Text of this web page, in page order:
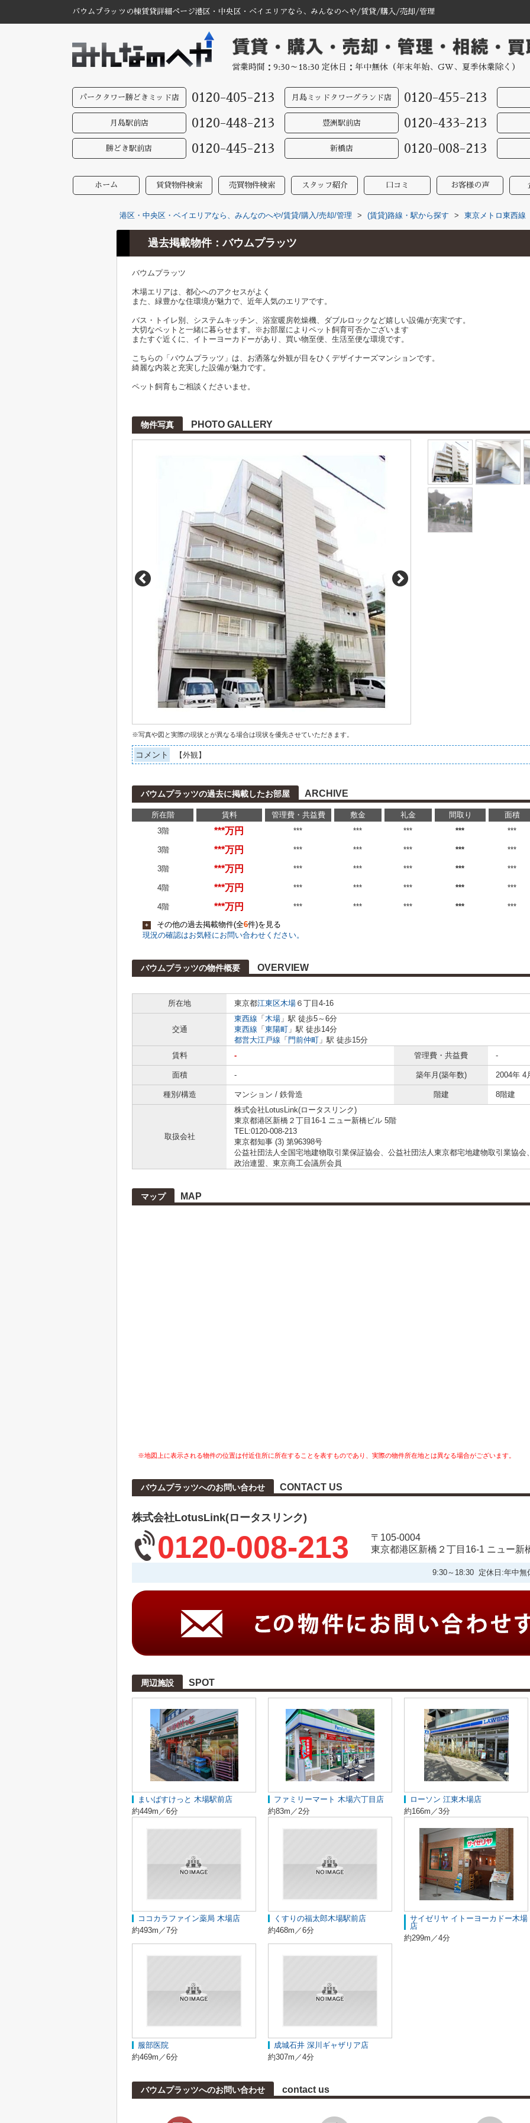
バウムプラッツの棟賃貸詳細ページ港区・中央区・ベイエリアなら、みんなのへや/賃貸/購入/売却/管理
営業時間：9:30～18:30 定休日：年中無休（年末年始、GW、夏季休業除く）
パークタワー勝どきミッド店 0120-405-213 月島ミッドタワーグランド店 0120-455-213
月島駅前店 0120-448-213 豊洲駅前店 0120-433-213
勝どき駅前店 0120-445-213 新橋店 0120-008-213
ホーム 賃貸物件検索 売買物件検索 スタッフ紹介 口コミ お客様の声
港区・中央区・ベイエリアなら、みんなのへや/賃貸/購入/売却/管理 > (賃貸)路線・駅から探す > 東京メトロ東西線
過去掲載物件：バウムプラッツ
バウムプラッツ
木場エリアは、都心へのアクセスがよく
また、緑豊かな住環境が魅力で、近年人気のエリアです。
バス・トイレ別、システムキッチン、浴室暖房乾燥機、ダブルロックなど嬉しい設備が充実です。
大切なペットと一緒に暮らせます。※お部屋によりペット飼育可否かございます
またすぐ近くに、イトーヨーカドーがあり、買い物至便、生活至便な環境です。
こちらの「バウムプラッツ」は、お洒落な外観が目をひくデザイナーズマンションです。
綺麗な内装と充実した設備が魅力です。
ペット飼育もご相談くださいませ。
物件写真 PHOTO GALLERY
※写真や図と実際の現状とが異なる場合は現状を優先させていただきます。
コメント 【外観】
バウムプラッツの過去に掲載したお部屋 ARCHIVE
所在階 賃料 管理費・共益費 敷金 礼金 間取り
面積
3階
***万円 *** *** *** *** ***
3階 ***万円 *** *** *** *** ***
3階 ***万円 *** *** *** *** ***
4階 ***万円 *** *** *** *** ***
4階 ***万円 *** *** *** *** ***
+ その他の過去掲載物件(全6件)を見る
現況の確認はお気軽にお問い合わせください。
バウムプラッツの物件概要 OVERVIEW
所在地 東京都江東区木場 ６丁目4-16
交通
東西線 「 木場 」駅 徒歩5～6分
東西線 「 東陽町 」駅 徒歩14分
都営大江戸線 「 門前仲町 」駅 徒歩15分
賃料
- 管理費・共益費 -
面積 - 築年月(築年数) 2004年 4
種別/構造 マンション / 鉄骨造 階建 8階建
取扱会社
株式会社LotusLink(ロータスリンク)
東京都港区新橋２丁目16-1 ニュー新橋ビル 5階
TEL:0120-008-213
東京都知事 (3) 第96398号
公益社団法人全国宅地建物取引業保証協会、公益社団法人東京都宅地建物取引業協
政治連盟、東京商工会議所会員
マップ MAP
※地図上に表示される物件の位置は付近住所に所在することを表すものであり、実際の物件所在地とは異なる場合がございます。
バウムプラッツへのお問い合わせ CONTACT US
株式会社LotusLink(ロータスリンク)
0120-008-213
〒105-0004
東京都港区新橋２丁目16-1 ニュー新
9:30～18:30 定休日:年中無
周辺施設 SPOT
まいばすけっと 木場駅前店
約449m／6分
ファミリーマート 木場六丁目店
約83m／2分
ローソン 江東木場店
約166m／3分
ココカラファイン薬局 木場店
約493m／7分
くすりの福太郎木場駅前店
約468m／6分
サイゼリヤ イトーヨーカドー木場
店
約299m／4分
服部医院
約469m／6分
成城石井 深川ギャザリア店
約307m／4分
バウムプラッツへのお問い合わせ contact us